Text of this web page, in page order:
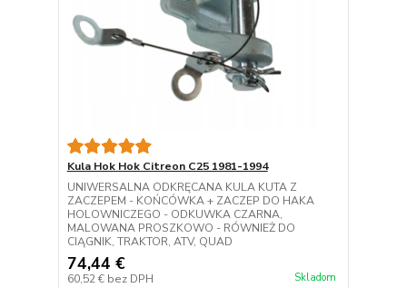
Kula Hok Hok Citreon C25 1981-1994
UNIWERSALNA ODKRĘCANA KULA KUTA Z
ZACZEPEM - KOŃCÓWKA + ZACZEP DO HAKA
HOLOWNICZEGO - ODKUWKA CZARNA,
MALOWANA PROSZKOWO - RÓWNIEŻ DO
CIĄGNIK, TRAKTOR, ATV, QUAD
74,44 €
60,52 € bez DPH Skladom